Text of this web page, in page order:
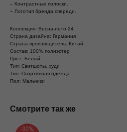
– Контрастные полоски.
– Логотип бренда спереди.
Коллекция: Весна-лето 24
Страна дизайна: Германия
Страна производитель: Китай
Состав: 100% полиэстер
Цвет: Белый
Тип: Свитшоты, худи
Тип: Спортивная одежда
Пол: Мальчики
Смотрите так же
-30%,